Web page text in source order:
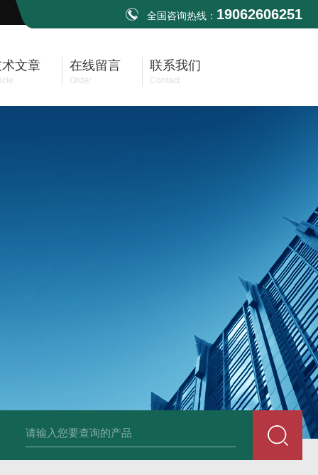
全国咨询热线： 19062606251
文章 在线留言
Order
联系我们
Contact